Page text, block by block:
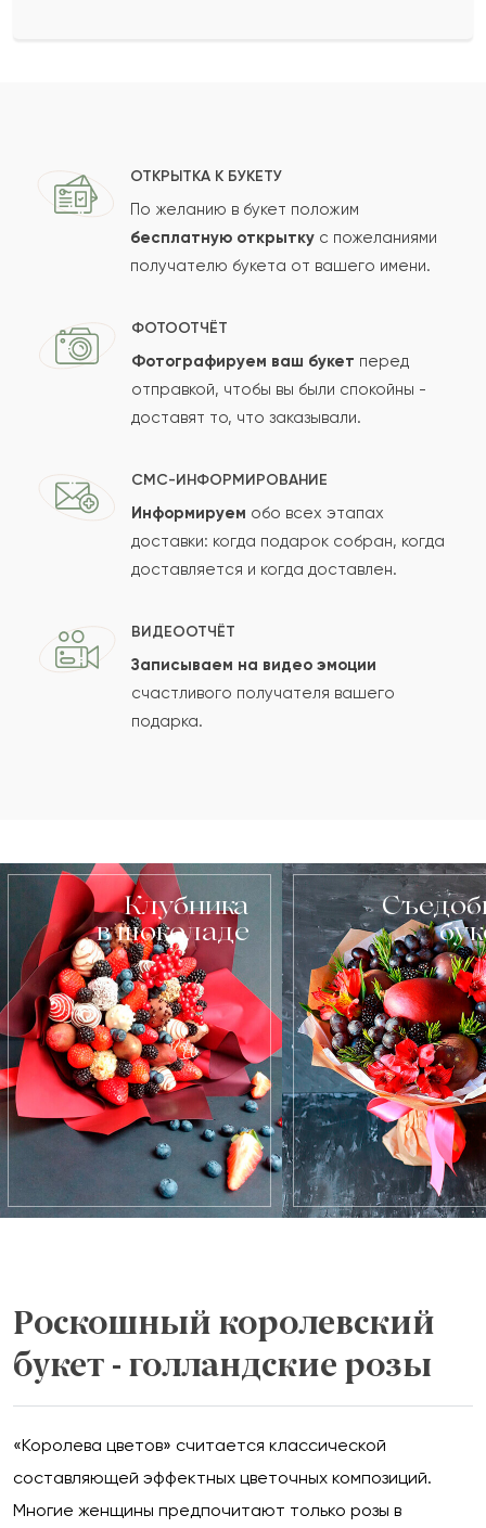
ОТКРЫТКА К БУКЕТУ
По желанию в букет положим
бесплатную открытку с пожеланиями
получателю букета от вашего имени.
ФОТООТЧЁТ
Фотографируем ваш букет перед
отправкой, чтобы вы были спокойны -
доставят то, что заказывали.
СМС-ИНФОРМИРОВАНИЕ
Информируем обо всех этапах
доставки: когда подарок собран, когда
доставляется и когда доставлен.
ВИДЕООТЧЁТ
Записываем на видео эмоции
счастливого получателя вашего
подарка.
Клубника
в шоколаде
Роскошный королевский
букет - голландские розы
«Королева цветов» считается классической
составляющей эффектных цветочных композиций.
Многие женщины предпочитают только розы в